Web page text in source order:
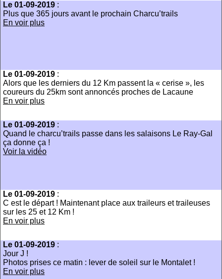
Le 01-09-2019 :
Plus que 365 jours avant le prochain Charcu’trails
En voir plus
Le 01-09-2019 :
Alors que les derniers du 12 Km passent la « cerise », les
coureurs du 25km sont annoncés proches de Lacaune
En voir plus
Le 01-09-2019 :
Quand le charcu’trails passe dans les salaisons Le Ray-Gal
ça donne ça !
Voir la vidéo
Le 01-09-2019 :
C est le départ ! Maintenant place aux traileurs et traileuses
sur les 25 et 12 Km !
En voir plus
Le 01-09-2019 :
Jour J !
Photos prises ce matin : lever de soleil sur le Montalet !
En voir plus